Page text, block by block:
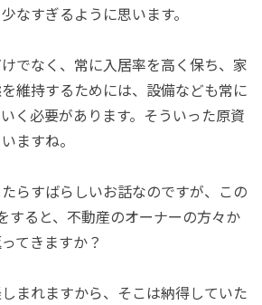
なすぎるように思います。
でなく、常に入居率を高く保ち、家
維持するためには、設備なども常に
く必要があります。そういった原資
ますね。
たらすばらしいお話なのですが、この
すると、不動産のオーナーの方々か
てきますか？
まれますから、そこは納得していた